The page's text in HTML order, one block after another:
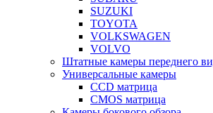
SUZUKI
TOYOTA
VOLKSWAGEN
VOLVO
Штатные камеры переднего
Универсальные камеры
CCD матрица
CMOS матрица